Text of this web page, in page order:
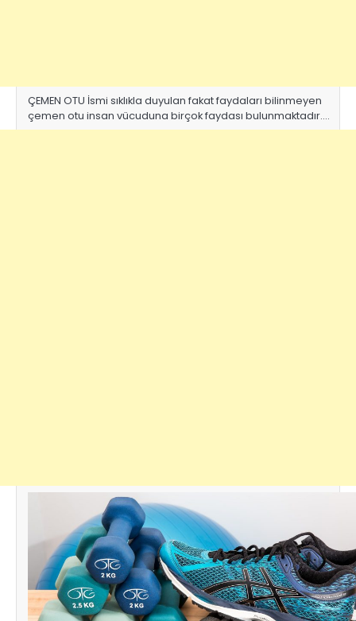
ÇEMEN OTU İsmi sıklıkla duyulan fakat faydaları bilinmeyen
çemen otu insan vücuduna birçok faydası bulunmaktadır.…